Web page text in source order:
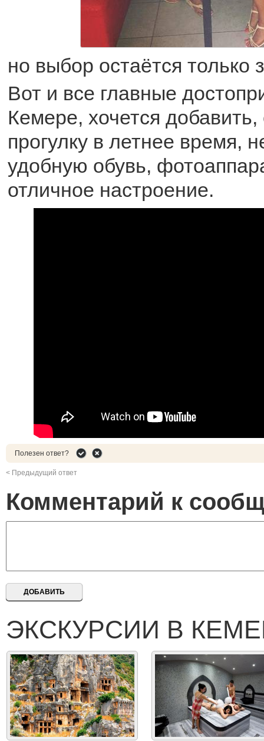
но выбор остаётся только
Вот и все главные
Кемере, хочется
прогулку в летнее время,
удобную обувь,
отличное настроение.
Полезен ответ?
< Предыдущий ответ
Комментарий к
ЭКСКУРСИИ В